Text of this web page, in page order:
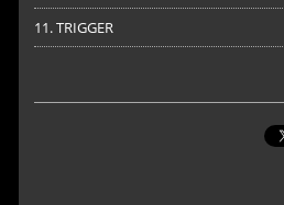
11. TRIGGER